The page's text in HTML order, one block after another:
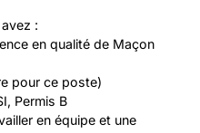
:
en qualité de Maçon
pour ce poste)
Permis B
en équipe et une